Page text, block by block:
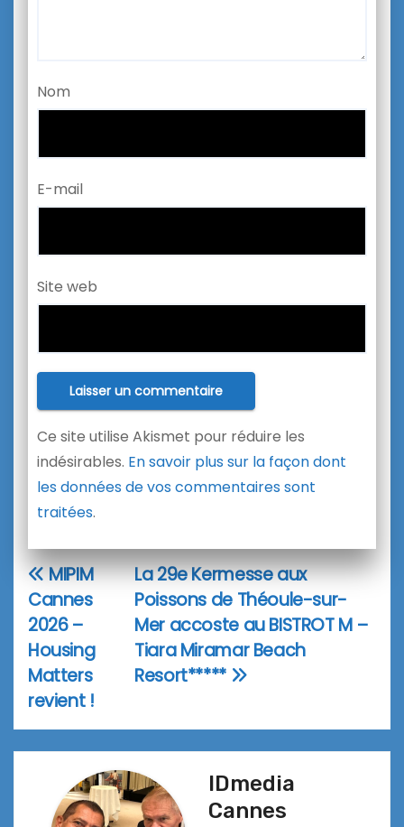
Nom
E-mail
Site web
Ce site utilise Akismet pour réduire les
indésirables. En savoir plus sur la façon dont
les données de vos commentaires sont
traitées.
Navigation
de
l’article
La 29e Kermesse aux
Poissons de Théoule-sur-
Mer accoste au BISTROT M –
Tiara Miramar Beach
Resort*****
MIPIM
Cannes
2026 –
Housing
Matters
revient !
IDmedia
Cannes